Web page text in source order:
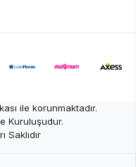
ile korunmaktadır.
Kuruluşudur.
Saklıdır